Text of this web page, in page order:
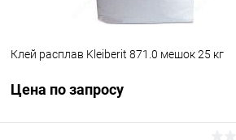
Клей расплав Kleiberit 871.0 мешок 25 кг
Цена по запросу